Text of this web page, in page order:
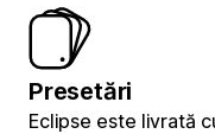
Presetări
Eclipse este livrată